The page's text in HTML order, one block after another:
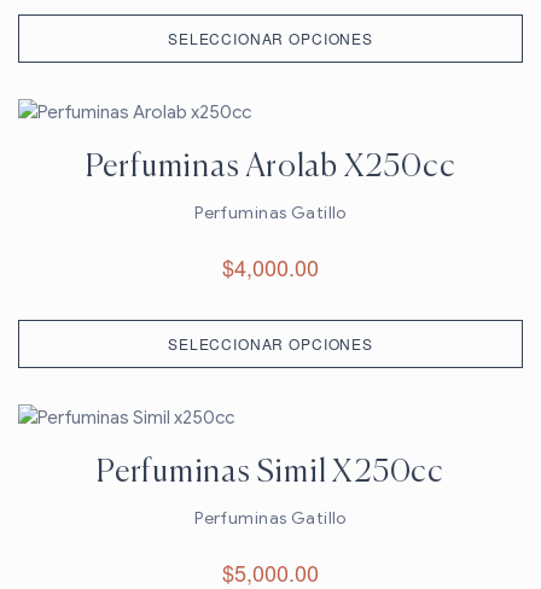
SELECCIONAR OPCIONES
Perfuminas Arolab X250cc
Perfuminas Gatillo
$4,000.00
SELECCIONAR OPCIONES
Perfuminas Simil X250cc
Perfuminas Gatillo
$5,000.00